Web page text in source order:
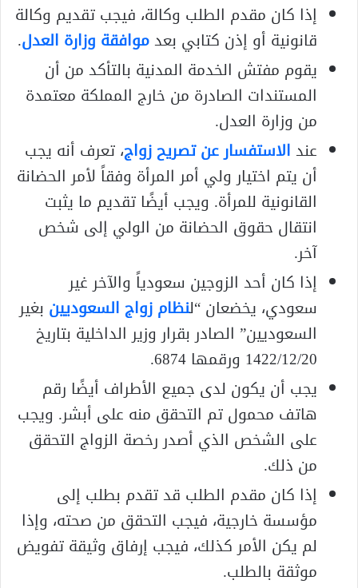
إذا كان مقدم الطلب وكالة، فيجب تقديم وكالة
قانونية أو إذن كتابي بعدموافقة وزارة العدل.
يقوم مفتش الخدمة المدنية بالتأكد من أن
المستندات الصادرة من خارج المملكة معتمدة
من وزارة العدل.
عندالاستفسار عن تصريح زواج، تعرف أنه يجب
أن يتم اختيار ولي أمر المرأة وفقاً لأمر الحضانة
القانونية للمرأة. ويجب أيضًا تقديم ما يثبت
انتقال حقوق الحضانة من الولي إلى شخص
آخر.
إذا كان أحد الزوجين سعودياً والآخر غير
سعودي، يخضعان “لنظام زواج السعوديين بغير
السعوديين” الصادر بقرار وزير الداخلية بتاريخ
1422/12/20 ورقمها 6874.
يجب أن يكون لدى جميع الأطراف أيضًا رقم
هاتف محمول تم التحقق منه على أبشر. ويجب
على الشخص الذي أصدر رخصة الزواج التحقق
من ذلك.
إذا كان مقدم الطلب قد تقدم بطلب إلى
مؤسسة خارجية، فيجب التحقق من صحته، وإذا
لم يكن الأمر كذلك، فيجب إرفاق وثيقة تفويض
موثقة بالطلب.